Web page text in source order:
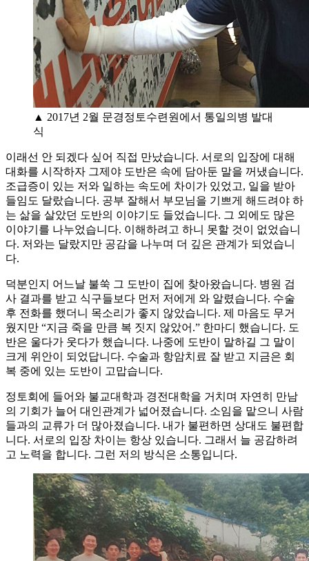
▲ 2017년 2월 문경정토수련원에서 통일의병 발대
식
이래선 안 되겠다 싶어 직접 만났습니다. 서로의 입장에 대해
대화를 시작하자 그제야 도반은 속에 담아둔 말을 꺼냈습니다.
조급증이 있는 저와 일하는 속도에 차이가 있었고, 일을 받아
들임도 달랐습니다. 공부 잘해서 부모님을 기쁘게 해드려야 하
는 삶을 살았던 도반의 이야기도 들었습니다. 그 외에도 많은
이야기를 나누었습니다. 이해하려고 하니 못할 것이 없었습니
다. 저와는 달랐지만 공감을 나누며 더 깊은 관계가 되었습니
다.
덕분인지 어느날 불쑥 그 도반이 집에 찾아왔습니다. 병원 검
사 결과를 받고 식구들보다 먼저 저에게 와 알렸습니다. 수술
후 전화를 했더니 목소리가 좋지 않았습니다. 제 마음도 무거
웠지만 “지금 죽을 만큼 복 짓지 않았어.” 한마디 했습니다. 도
반은 울다가 웃다가 했습니다. 나중에 도반이 말하길 그 말이
크게 위안이 되었답니다. 수술과 항암치료 잘 받고 지금은 회
복 중에 있는 도반이 고맙습니다.
정토회에 들어와 불교대학과 경전대학을 거치며 자연히 만남
의 기회가 늘어 대인관계가 넓어졌습니다. 소임을 맡으니 사람
들과의 교류가 더 많아졌습니다. 내가 불편하면 상대도 불편합
니다. 서로의 입장 차이는 항상 있습니다. 그래서 늘 공감하려
고 노력을 합니다. 그런 저의 방식은 소통입니다.